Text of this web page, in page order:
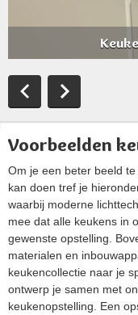
Voorbeelden
Om je een beter beeld
kan doen tref je
waarbij moderne
mee dat alle keukens in
gewenste opstelling.
materialen en
keukencollectie naar je
ontwerp je samen met
keukenopstelling. Een